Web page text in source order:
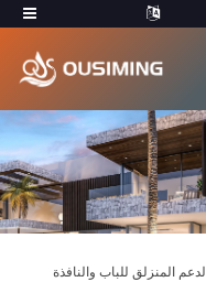
الدعم المنزلق للباب والنافذة